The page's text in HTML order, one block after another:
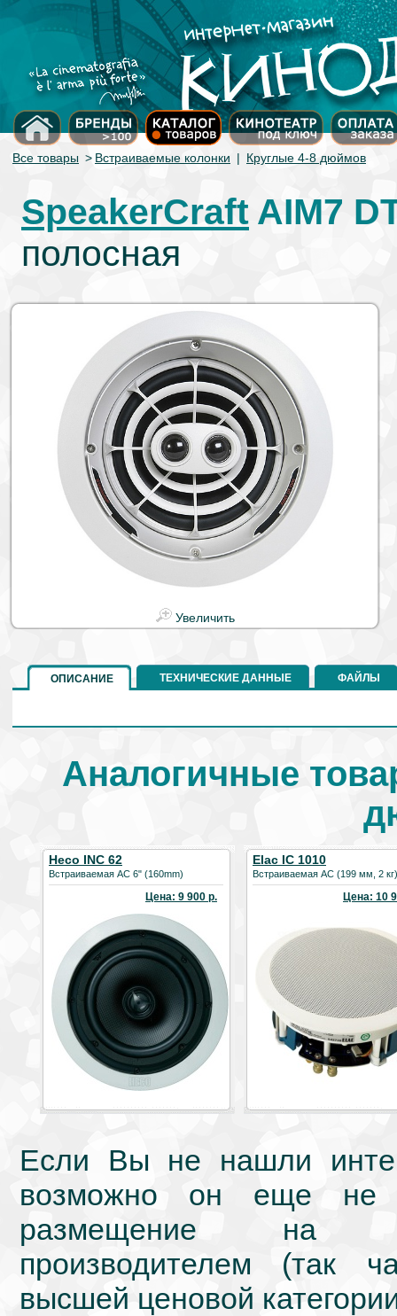
Все товары > Встраиваемые колонки | Круглые 4-8 дюймов
SpeakerCraft AIM7
полосная
Увеличить
ОПИСАНИЕ ТЕХНИЧЕСКИЕ ДАННЫЕ ФАЙЛЫ
Аналогичные
Heco INC 62
Встраиваемая АС 6" (160mm)
Цена: 9 900 р.
Elac IC 1010
Встраиваемая АС (199 мм, 2 кг)
Цена: 10
Если Вы не нашли
возможно он еще не
размещение на
производителем (так
высшей ценовой